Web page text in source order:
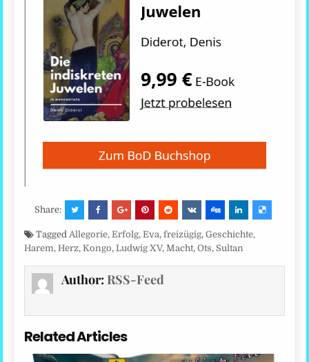
Share:
Tagged Allegorie,Erfolg,Eva,freizügig,Geschichte,
Harem, Herz,Kongo,Ludwig XV, Macht,Ots, Sultan
Author: RSS-Feed
Related Articles